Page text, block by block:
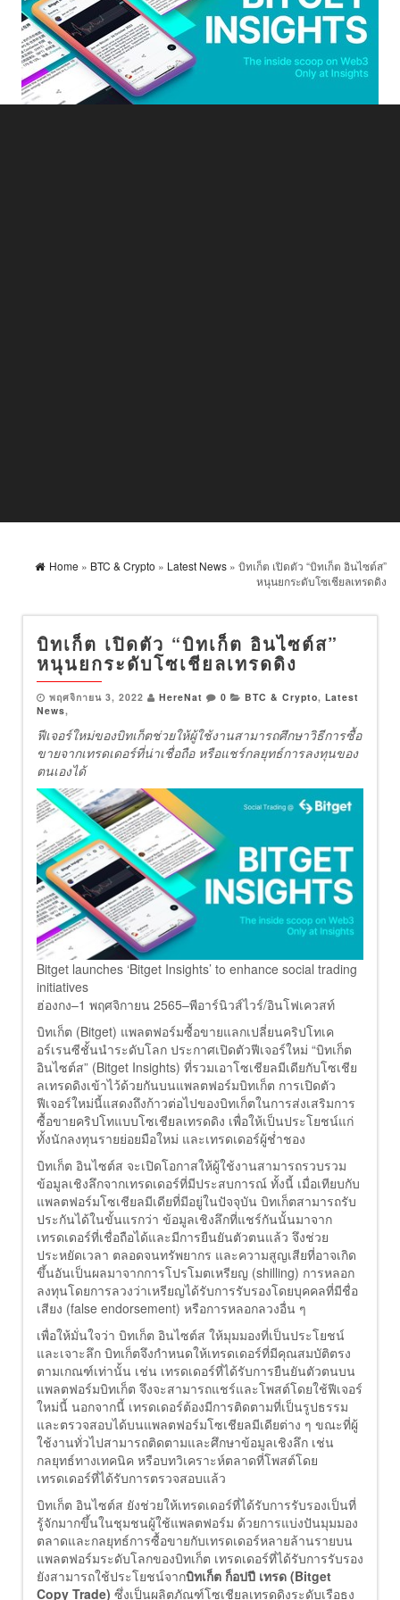
Home » BTC & Crypto » Latest News » บิทเก็ต เปิดตัว “บิทเก็ต อินไซต์ส”
หนุนยกระดับโซเชียลเทรดดิง
บิทเก็ต เปิดตัว “บิทเก็ต อินไซต์ส”
หนุนยกระดับโซเชียลเทรดดิง
พฤศจิกายน 3, 2022 HereNat 0 BTC & Crypto, Latest
News,
ฟีเจอร์ใหม่ของบิทเก็ตช่วยให้ผู้ใช้งานสามารถศึกษาวิธีการซื้อ
ขายจากเทรดเดอร์ที่น่าเชื่อถือ หรือแชร์กลยุทธ์การลงทุนของ
ตนเองได้
Bitget launches ‘Bitget Insights’ to enhance social trading
initiatives
ฮ่องกง–1 พฤศจิกายน 2565–พีอาร์นิวส์ไวร์/อินโฟเควสท์
บิทเก็ต (Bitget) แพลตฟอร์มซื้อขายแลกเปลี่ยนคริปโทเค
อร์เรนซีชั้นนำระดับโลก ประกาศเปิดตัวฟีเจอร์ใหม่ “บิทเก็ต
อินไซต์ส” (Bitget Insights) ที่รวมเอาโซเชียลมีเดียกับโซเชีย
ลเทรดดิงเข้าไว้ด้วยกันบนแพลตฟอร์มบิทเก็ต การเปิดตัว
ฟีเจอร์ใหม่นี้แสดงถึงก้าวต่อไปของบิทเก็ตในการส่งเสริมการ
ซื้อขายคริปโทแบบโซเชียลเทรดดิง เพื่อให้เป็นประโยชน์แก่
ทั้งนักลงทุนรายย่อยมือใหม่ และเทรดเดอร์ผู้ช่ำชอง
บิทเก็ต อินไซต์ส จะเปิดโอกาสให้ผู้ใช้งานสามารถรวบรวม
ข้อมูลเชิงลึกจากเทรดเดอร์ที่มีประสบการณ์ ทั้งนี้ เมื่อเทียบกับ
แพลตฟอร์มโซเชียลมีเดียที่มีอยู่ในปัจจุบัน บิทเก็ตสามารถรับ
ประกันได้ในขั้นแรกว่า ข้อมูลเชิงลึกที่แชร์กันนั้นมาจาก
เทรดเดอร์ที่เชื่อถือได้และมีการยืนยันตัวตนแล้ว จึงช่วย
ประหยัดเวลา ตลอดจนทรัพยากร และความสูญเสียที่อาจเกิด
ขึ้นอันเป็นผลมาจากการโปรโมตเหรียญ (shilling) การหลอก
ลงทุนโดยการลวงว่าเหรียญได้รับการรับรองโดยบุคคลที่มีชื่อ
เสียง (false endorsement) หรือการหลอกลวงอื่น ๆ
เพื่อให้มั่นใจว่า บิทเก็ต อินไซต์ส ให้มุมมองที่เป็นประโยชน์
และเจาะลึก บิทเก็ตจึงกำหนดให้เทรดเดอร์ที่มีคุณสมบัติตรง
ตามเกณฑ์เท่านั้น เช่น เทรดเดอร์ที่ได้รับการยืนยันตัวตนบน
แพลตฟอร์มบิทเก็ต จึงจะสามารถแชร์และโพสต์โดยใช้ฟีเจอร์
ใหม่นี้ นอกจากนี้ เทรดเดอร์ต้องมีการติดตามที่เป็นรูปธรรม
และตรวจสอบได้บนแพลตฟอร์มโซเชียลมีเดียต่าง ๆ ขณะที่ผู้
ใช้งานทั่วไปสามารถติดตามและศึกษาข้อมูลเชิงลึก เช่น
กลยุทธ์ทางเทคนิค หรือบทวิเคราะห์ตลาดที่โพสต์โดย
เทรดเดอร์ที่ได้รับการตรวจสอบแล้ว
บิทเก็ต อินไซต์ส ยังช่วยให้เทรดเดอร์ที่ได้รับการรับรองเป็นที่
รู้จักมากขึ้นในชุมชนผู้ใช้แพลตฟอร์ม ด้วยการแบ่งปันมุมมอง
ตลาดและกลยุทธ์การซื้อขายกับเทรดเดอร์หลายล้านรายบน
แพลตฟอร์มระดับโลกของบิทเก็ต เทรดเดอร์ที่ได้รับการรับรอง
ยังสามารถใช้ประโยชน์จากบิทเก็ต ก็อปปี เทรด (Bitget
Copy Trade) ซึ่งเป็นผลิตภัณฑ์โซเชียลเทรดดิงระดับเรือธง